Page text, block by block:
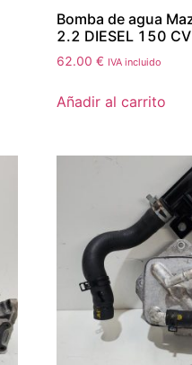
Bomba de agua
2.2 DIESEL 150 CV
62.00€ IVA incluido
Añadir al carrito